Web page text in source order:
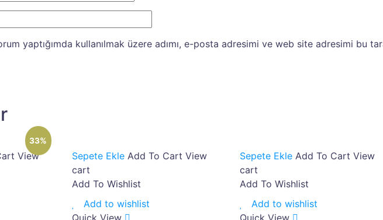
yaptığımda kullanılmak üzere adımı, e-posta adresimi ve web site adresimi bu
33%
View
Sepete Ekle Add To Cart View
cart
Add To Wishlist
Add to wishlist
Sepete Ekle Add To Cart View
cart
Add To Wishlist
Add to wishlist